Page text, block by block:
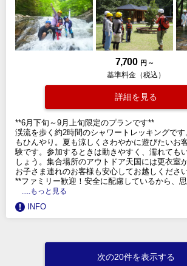
7,700 円 ～
基準料金（税込）
詳細を見る
**6月下旬～9月上旬限定のプランです**
渓流を歩く約2時間のシャワートレッキングで
もひんやり。夏も涼しくさわやかに遊びたいお
験です。参加するときは動きやすく、濡れても
しょう。集合場所のアウトドア天国には更衣室
お子さま連れのお客様も安心してお越しください
**ファミリー歓迎！安全に配慮しているから、
.....もっと見る
INFO
次の20件を表示する